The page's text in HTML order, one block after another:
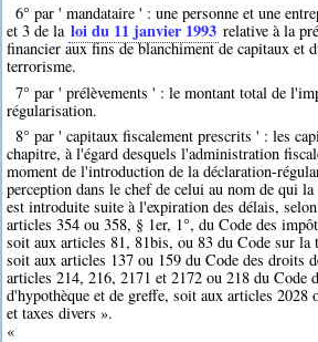
6° par ' mandataire ' : une personne et une
et 3 de la loi du 11 janvier 1993 relative à la
financier aux fins de blanchiment de capitaux et
terrorisme.
7° par ' prélèvements ' : le montant total de
régularisation.
8° par ' capitaux fiscalement prescrits ' : les
chapitre, à l'égard desquels l'administration
moment de l'introduction de la déclaration-
perception dans le chef de celui au nom de qui
est introduite suite à l'expiration des délais,
articles 354 ou 358, § 1er, 1°, du Code des
soit aux articles 81, 81bis, ou 83 du Code sur la
soit aux articles 137 ou 159 du Code des droits
articles 214, 216, 2171 et 2172 ou 218 du Code
d'hypothèque et de greffe, soit aux articles 2028
et taxes divers ».
«